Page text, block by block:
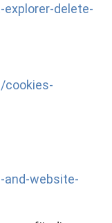
delete-
cookies-
and-website-